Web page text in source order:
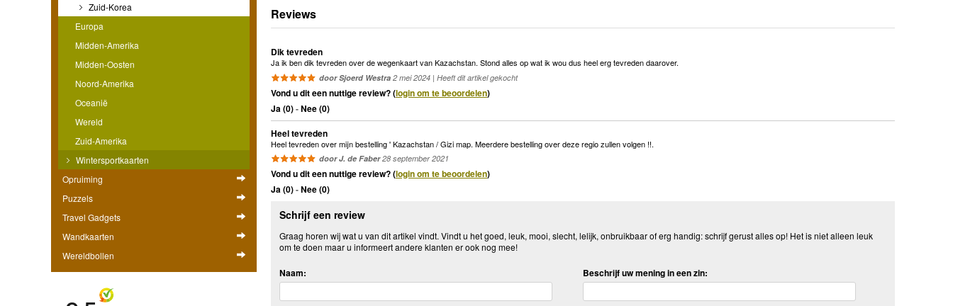
Zuid-Korea
Europa
Midden-Amerika
Midden-Oosten
Noord-Amerika
Oceanië
Wereld
Zuid-Amerika
Wintersportkaarten
Opruiming
Puzzels
Travel Gadgets
Wandkaarten
Wereldbollen
Reviews
Dik tevreden
Ja ik ben dik tevreden over de wegenkaart van Kazachstan. Stond alles op wat ik wou dus heel erg tevreden daarover.
door Sjoerd Westra 2 mei 2024 | Heeft dit artikel gekocht
Vond u dit een nuttige review? (login om te beoordelen)
Ja (0)-Nee (0)
Heel tevreden
Heel tevreden over mijn bestelling ' Kazachstan / Gizi map. Meerdere bestelling over deze regio zullen volgen !!.
door J. de Faber28 september 2021
Vond u dit een nuttige review? (login om te beoordelen)
Ja (0)-Nee (0)
Schrijf een review
Graag horen wij wat u van dit artikel vindt. Vindt u het goed, leuk, mooi, slecht, lelijk, onbruikbaar of erg handig: schrijf gerust alles op! Het is niet alleen leuk
om te doen maar u informeert andere klanten er ook nog mee!
Naam: Beschrijf uw mening in een zin: